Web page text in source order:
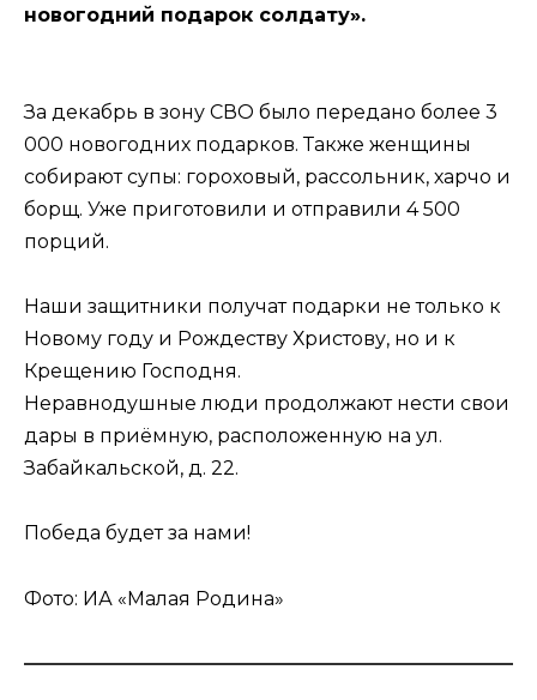
новогодний подарок солдату».
За декабрь в зону СВО было передано более 3
000 новогодних подарков. Также женщины
собирают супы: гороховый, рассольник, харчо и
борщ. Уже приготовили и отправили 4 500
порций.
Наши защитники получат подарки не только к
Новому году и Рождеству Христову, но и к
Крещению Господня.
Неравнодушные люди продолжают нести свои
дары в приёмную, расположенную на ул.
Забайкальской, д. 22.
Победа будет за нами!
Фото: ИА «Малая Родина»